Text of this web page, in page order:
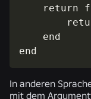
return
    end
end
In anderen
mit dem